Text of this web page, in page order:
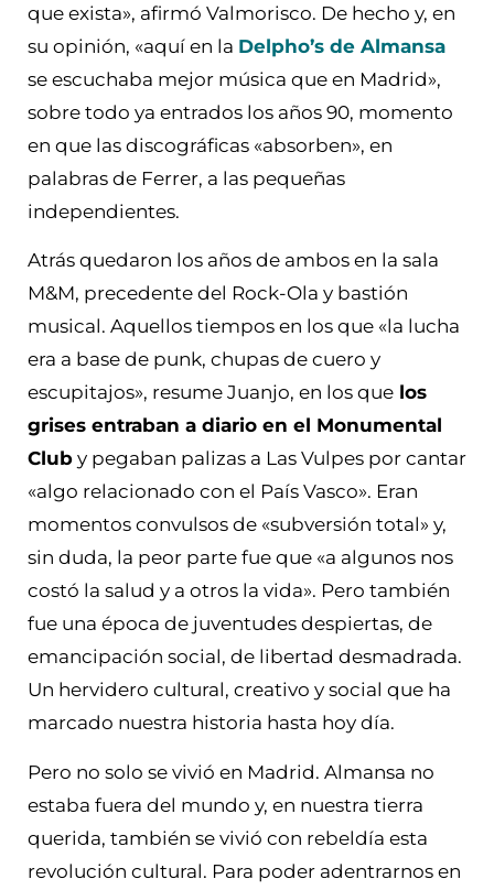
que exista», afirmó Valmorisco. De hecho y, en
su opinión, «aquí en la Delpho’s de Almansa
se escuchaba mejor música que en Madrid»,
sobre todo ya entrados los años 90, momento
en que las discográficas «absorben», en
palabras de Ferrer, a las pequeñas
independientes.
Atrás quedaron los años de ambos en la sala
M&M, precedente del Rock-Ola y bastión
musical. Aquellos tiempos en los que «la lucha
era a base de punk, chupas de cuero y
escupitajos», resume Juanjo, en los que los
grises entraban a diario en el Monumental
Club y pegaban palizas a Las Vulpes por cantar
«algo relacionado con el País Vasco». Eran
momentos convulsos de «subversión total» y,
sin duda, la peor parte fue que «a algunos nos
costó la salud y a otros la vida». Pero también
fue una época de juventudes despiertas, de
emancipación social, de libertad desmadrada.
Un hervidero cultural, creativo y social que ha
marcado nuestra historia hasta hoy día.
Pero no solo se vivió en Madrid. Almansa no
estaba fuera del mundo y, en nuestra tierra
querida, también se vivió con rebeldía esta
revolución cultural. Para poder adentrarnos en